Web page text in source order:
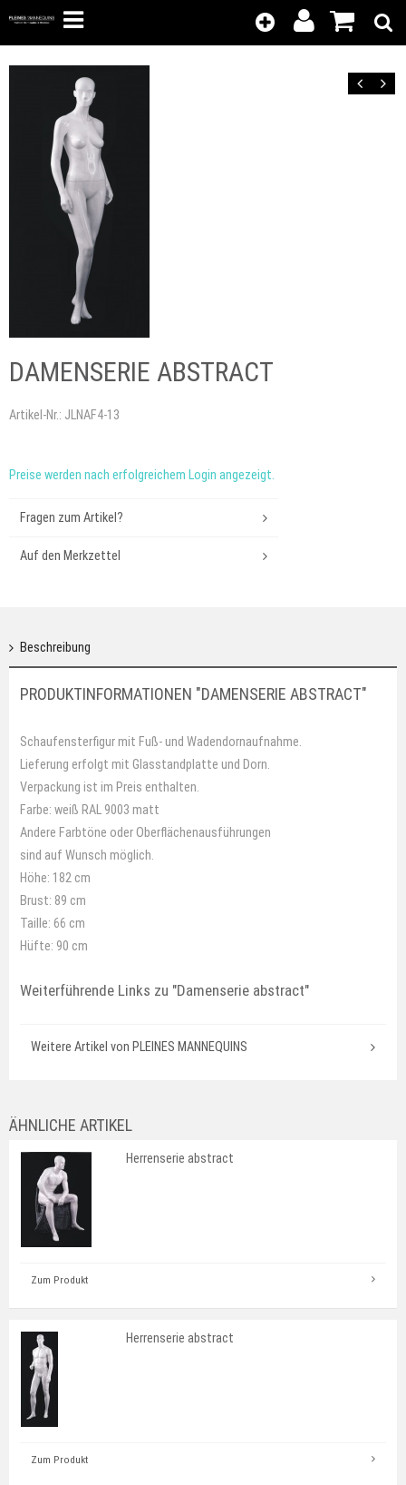
Kunden-
Login
anzeigen
ZurückVor
DAMENSERIE ABSTRACT
Artikel-Nr.: JLNAF4-13
Preise werden nach erfolgreichem Login angezeigt.
Fragen zum Artikel?
Auf den Merkzettel
Beschreibung
PRODUKTINFORMATIONEN "DAMENSERIE ABSTRACT"
Schaufensterfigur mit Fuß- und Wadendornaufnahme.
Lieferung erfolgt mit Glasstandplatte und Dorn.
Verpackung ist im Preis enthalten.
Farbe: weiß RAL 9003 matt
Andere Farbtöne oder Oberflächenausführungen
sind auf Wunsch möglich.
Höhe: 182 cm
Brust: 89 cm
Taille: 66 cm
Hüfte: 90 cm
Weiterführende Links zu "Damenserie abstract"
Weitere Artikel von PLEINES MANNEQUINS
ÄHNLICHE ARTIKEL
Herrenserie abstract
Zum Produkt
Herrenserie abstract
Zum Produkt